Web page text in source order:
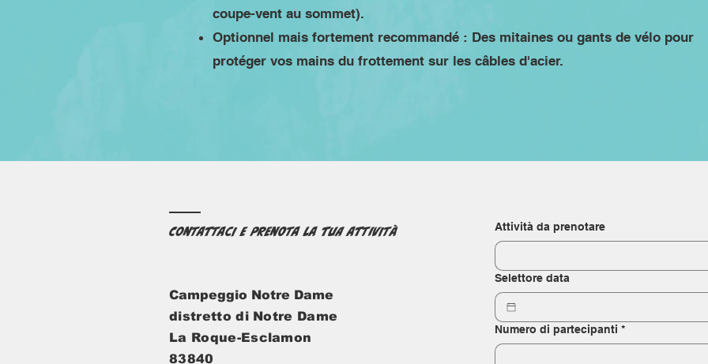
coupe-vent au sommet).
Optionnel mais fortement recommandé : Des mitaines ou gants de vélo pour
protéger vos mains du frottement sur les câbles d'acier.
Contattaci e prenota la tua attività
Campeggio Notre Dame
distretto di Notre Dame
La Roque-Esclamon
83840
Attività da prenotare
Selettore data
Numero di partecipanti *